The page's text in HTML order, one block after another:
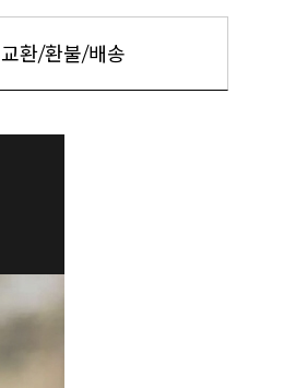
교환/환불/배송